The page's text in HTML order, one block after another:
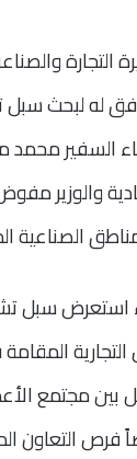
التجارة
له لبحث سبل
السفير محمد
والوزير
استعرض
المقامة
بين مجتمع
فرص